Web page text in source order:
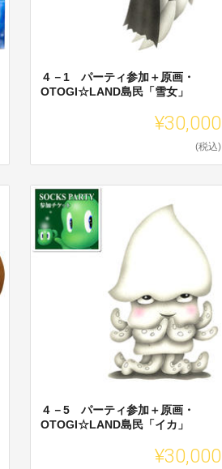
４－1 パーティ参加＋原画・
OTOGI☆LAND島民「雪女」
¥30,000
(税込)
４－5 パーティ参加＋原画・
OTOGI☆LAND島民「イカ」
¥30,000